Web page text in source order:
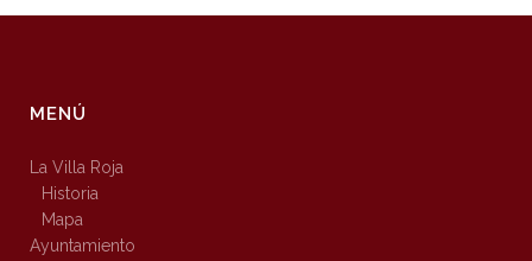
MENÚ
La Villa Roja
Historia
Mapa
Ayuntamiento